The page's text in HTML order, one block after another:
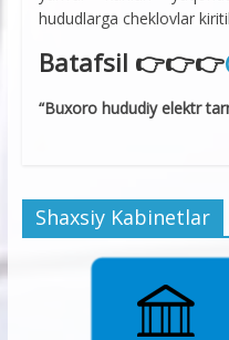
hududlarga cheklovlar
Batafsil 👉👉👉
“Buxoro hududiy elektr
Shaxsiy Kabinetlar